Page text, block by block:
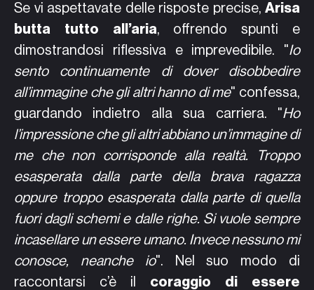
Se vi aspettavate delle risposte precise, Arisa
butta tutto all’aria, offrendo spunti e
dimostrandosi riflessiva e imprevedibile. "Io
sento continuamente di dover disobbedire
all’immagine che gli altri hanno di me" confessa,
guardando indietro alla sua carriera. "Ho
l’impressione che gli altri abbiano un’immagine di
me che non corrisponde alla realtà. Troppo
esasperata dalla parte della brava ragazza
oppure troppo esasperata dalla parte di quella
fuori dagli schemi e dalle righe. Si vuole sempre
incasellare un essere umano. Invece nessuno mi
conosce, neanche io". Nel suo modo di
raccontarsi c’è il coraggio di essere